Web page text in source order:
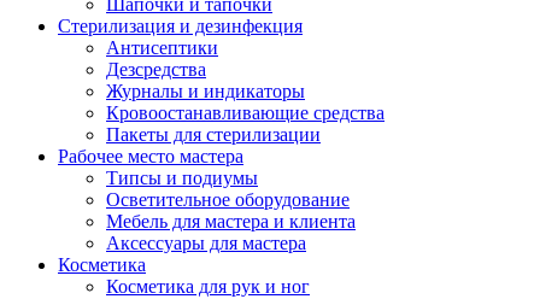
Шапочки и тапочки
Стерилизация и дезинфекция
Антисептики
Дезсредства
Журналы и индикаторы
Кровоостанавливающие средства
Пакеты для стерилизации
Рабочее место мастера
Типсы и подиумы
Осветительное оборудование
Мебель для мастера и клиента
Аксессуары для мастера
Косметика
Косметика для рук и ног